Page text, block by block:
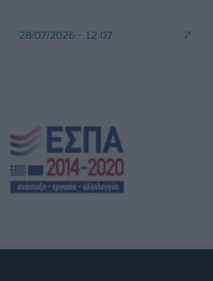
28/07/2026 - 12:07